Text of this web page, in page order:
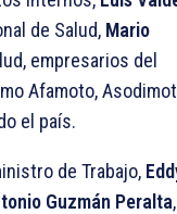
de Salud, Mario
empresarios del
Afamoto,
el país.
de Trabajo,
Guzmán Peralta,